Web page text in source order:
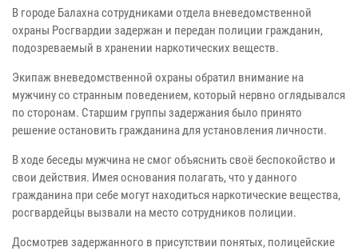
В городе Балахна сотрудниками отдела вневедомственной
охраны Росгвардии задержан и передан полиции гражданин,
подозреваемый в хранении наркотических веществ.
Экипаж вневедомственной охраны обратил внимание на
мужчину со странным поведением, который нервно оглядывался
по сторонам. Старшим группы задержания было принято
решение остановить гражданина для установления личности.
В ходе беседы мужчина не смог объяснить своё беспокойство и
свои действия. Имея основания полагать, что у данного
гражданина при себе могут находиться наркотические вещества,
росгвардейцы вызвали на место сотрудников полиции.
Досмотрев задержанного в присутствии понятых, полицейские